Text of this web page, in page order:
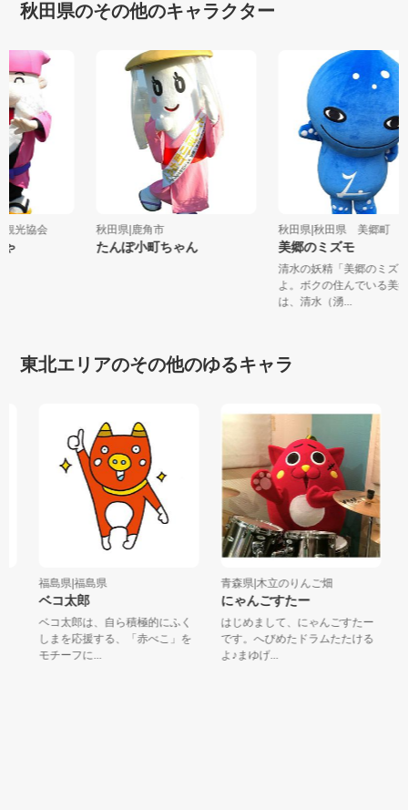
秋田県のその他のキャラクター
観光協会
ゃ
秋田県|鹿角市
たんぽ小町ちゃん
秋田県|秋田県 美郷町
美郷のミズモ
清水の妖精「美郷のミ
よ。ボクの住んでいる
は、清水（湧...
東北エリアのその他のゆるキャラ
福島県|福島県
ベコ太郎
ベコ太郎は、自ら積極的にふく
しまを応援する、「赤べこ」を
モチーフに...
青森県|木立のりんご畑
にゃんごすたー
はじめまして、にゃんごすたー
です。へびめたドラムたたける
よ♪まゆげ...